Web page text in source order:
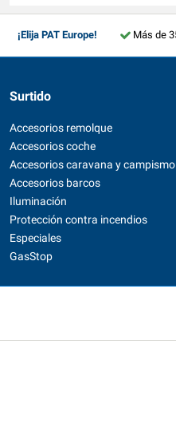
¡Elija PAT Europe! Más de
Surtido
Accesorios remolque
Accesorios coche
Accesorios caravana y campismo
Accesorios barcos
Iluminación
Protección contra incendios
Especiales
GasStop